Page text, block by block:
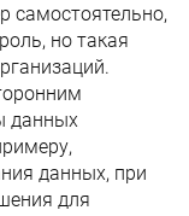
самостоятельно,
но такая
данных
данных, при
для